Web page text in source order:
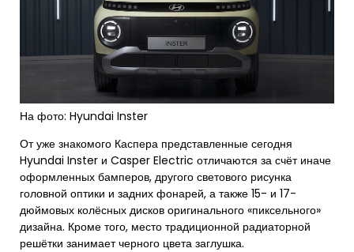
На фото: Hyundai Inster
От уже знакомого Каспера представленные сегодня
Hyundai Inster и Casper Electric отличаются за счёт иначе
оформленных бамперов, другого светового рисунка
головной оптики и задних фонарей, а также 15- и 17-
дюймовых колёсных дисков оригинального «пиксельного»
дизайна. Кроме того, место традиционной радиаторной
решётки занимает черного цвета заглушка.